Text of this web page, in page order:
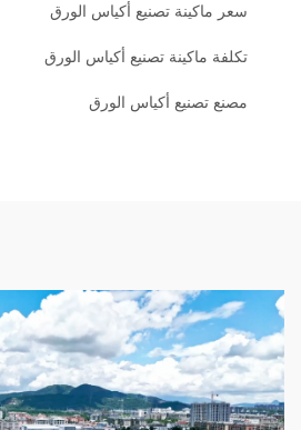
سعر ماكينة تصنيع أكياس الورق
تكلفة ماكينة تصنيع أكياس الورق
مصنع تصنيع أكياس الورق